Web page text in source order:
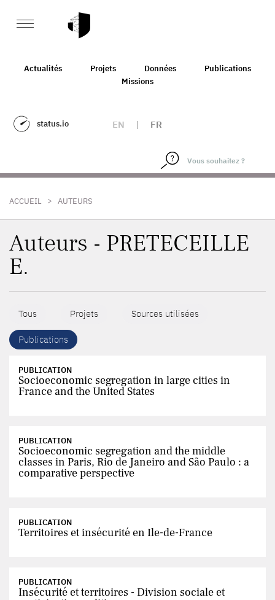
Actualités Projets Données
Publications
Missions
status.io EN | FR
ACCUEIL > AUTEURS
Auteurs - PRETECEILLE
E.
Tous Projets Sources utilisées
Publications
PUBLICATION
Socioeconomic segregation in large cities in
France and the United States
PUBLICATION
Socioeconomic segregation and the middle
classes in Paris, Rio de Janeiro and São Paulo : a
comparative perspective
PUBLICATION
Territoires et insécurité en Ile-de-France
PUBLICATION
Insécurité et territoires - Division sociale et